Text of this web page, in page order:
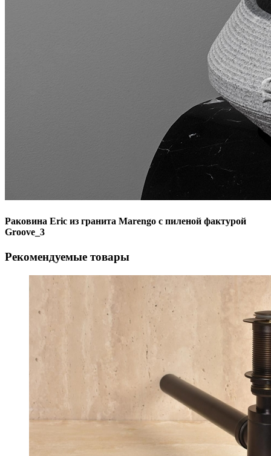
Раковина Eric из гранита Marengo с пиленой фактурой
Groove_3
Рекомендуемые товары